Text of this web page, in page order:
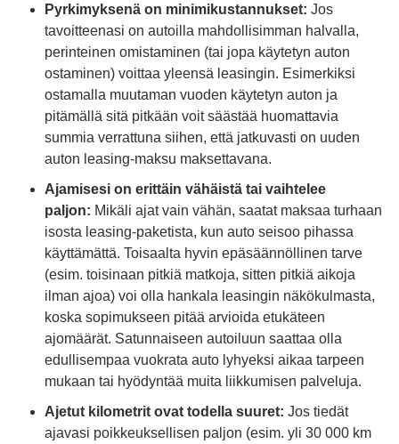
Pyrkimyksenä on minimikustannukset: Jos
tavoitteenasi on autoilla mahdollisimman halvalla,
perinteinen omistaminen (tai jopa käytetyn auton
ostaminen) voittaa yleensä leasingin. Esimerkiksi
ostamalla muutaman vuoden käytetyn auton ja
pitämällä sitä pitkään voit säästää huomattavia
summia verrattuna siihen, että jatkuvasti on uuden
auton leasing-maksu maksettavana.
Ajamisesi on erittäin vähäistä tai vaihtelee
paljon: Mikäli ajat vain vähän, saatat maksaa turhaan
isosta leasing-paketista, kun auto seisoo pihassa
käyttämättä. Toisaalta hyvin epäsäännöllinen tarve
(esim. toisinaan pitkiä matkoja, sitten pitkiä aikoja
ilman ajoa) voi olla hankala leasingin näkökulmasta,
koska sopimukseen pitää arvioida etukäteen
ajomäärät. Satunnaiseen autoiluun saattaa olla
edullisempaa vuokrata auto lyhyeksi aikaa tarpeen
mukaan tai hyödyntää muita liikkumisen palveluja.
Ajetut kilometrit ovat todella suuret: Jos tiedät
ajavasi poikkeuksellisen paljon (esim. yli 30 000 km